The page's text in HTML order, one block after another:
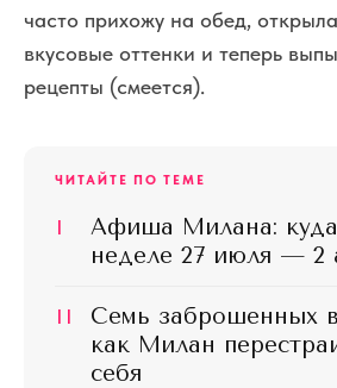
часто прихожу на обед,
вкусовые оттенки и теперь
рецепты (смеется).
ЧИТАЙТЕ ПО ТЕМЕ
I
Афиша Милана:
неделе 27 июля — 2
II
Семь заброшенных
как Милан
себя